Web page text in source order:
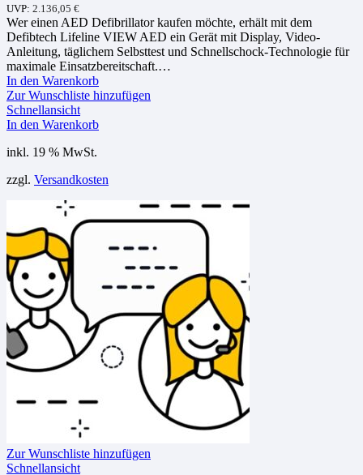
UVP: 2.136,05 €
Wer einen AED Defibrillator kaufen möchte, erhält mit dem
Defibtech Lifeline VIEW AED ein Gerät mit Display, Video-
Anleitung, täglichem Selbsttest und Schnellschock-Technologie für
maximale Einsatzbereitschaft.…
In den Warenkorb
Zur Wunschliste hinzufügen
Schnellansicht
In den Warenkorb
inkl. 19 % MwSt.
zzgl. Versandkosten
Zur Wunschliste hinzufügen
Schnellansicht